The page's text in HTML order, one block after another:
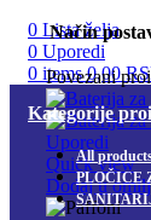
0 Lista želja
0 Uporedi
0 items 0,00
Kategorije
All
PLOČICE
Način
Povezani
Uporedi
Quick view
Dodaj u